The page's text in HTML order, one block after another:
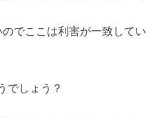
でここは利害が一致してい
でしょう？